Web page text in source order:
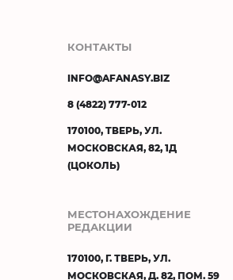
КОНТАКТЫ
INFO@AFANASY.BIZ
8 (4822) 777-012
170100, ТВЕРЬ, УЛ.
МОСКОВСКАЯ, 82, 1Д
(ЦОКОЛЬ)
МЕСТОНАХОЖДЕНИЕ
РЕДАКЦИИ
170100, Г. ТВЕРЬ, УЛ.
МОСКОВСКАЯ, Д. 82, ПОМ. 59